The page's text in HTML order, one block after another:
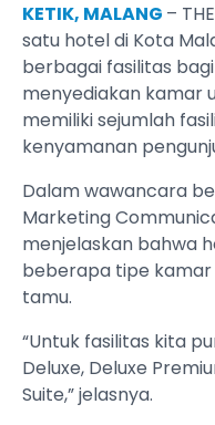
KETIK, MALANG –
satu hotel di Kota
berbagai fasilitas
menyediakan kamar
memiliki sejumlah
kenyamanan
Dalam wawancara
Marketing
menjelaskan bahwa
beberapa tipe
tamu.
“Untuk fasilitas kita
Deluxe, Deluxe
Suite,” jelasnya.